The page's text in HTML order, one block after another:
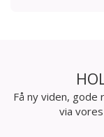
Få ny viden,
via